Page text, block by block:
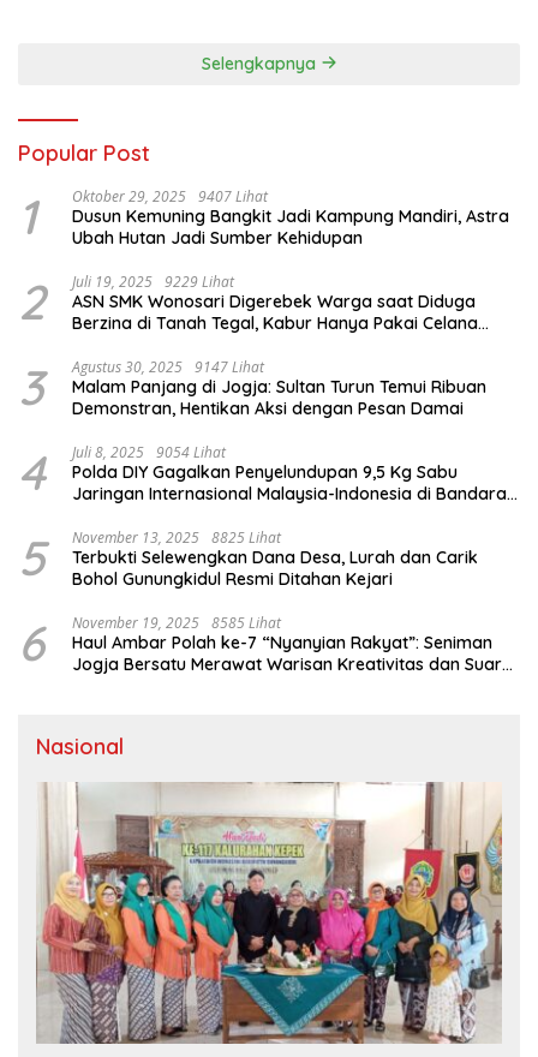
Selengkapnya
Popular Post
1 Oktober 29, 2025 9407 Lihat
Dusun Kemuning Bangkit Jadi Kampung Mandiri, Astra
Ubah Hutan Jadi Sumber Kehidupan
2 Juli 19, 2025 9229 Lihat
ASN SMK Wonosari Digerebek Warga saat Diduga
Berzina di Tanah Tegal, Kabur Hanya Pakai Celana
3 Agustus 30, 2025 9147 Lihat
Malam Panjang di Jogja: Sultan Turun Temui Ribuan
Demonstran, Hentikan Aksi dengan Pesan Damai
4 Juli 8, 2025 9054 Lihat
Polda DIY Gagalkan Penyelundupan 9,5 Kg Sabu
Jaringan Internasional Malaysia-Indonesia di Bandara
5 November 13, 2025 8825 Lihat
Terbukti Selewengkan Dana Desa, Lurah dan Carik
Bohol Gunungkidul Resmi Ditahan Kejari
6 November 19, 2025 8585 Lihat
Haul Ambar Polah ke-7 “Nyanyian Rakyat”: Seniman
Jogja Bersatu Merawat Warisan Kreativitas dan Suara
Nasional